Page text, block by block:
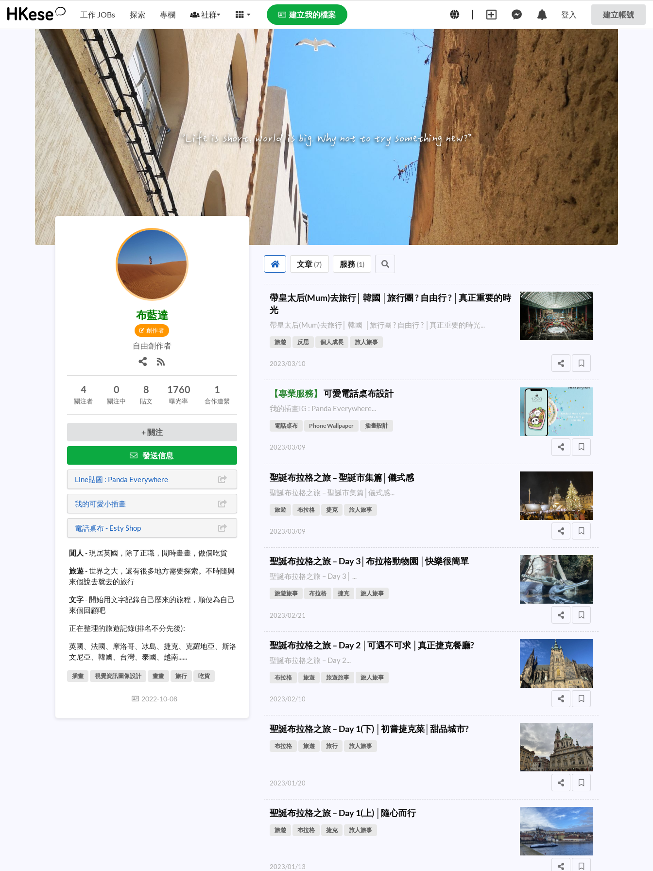
工作 JOBs 探索 專欄 社群 建立我的檔案 登入 建立帳號
“Life is short, world is big. Why not to try something new?”
布藍達
創作者
自由創作者
4
關注者
0
關注中
8
貼文
1760
曝光率
1
合作連繫
+ 關注
發送信息
Line貼圖 : Panda Everywhere
我的可愛小插畫
電話桌布 - Esty Shop
閒人 - 現居英國，除了正職，閒時畫畫，做個吃貨
旅遊- 世界之大，還有很多地方需要探索。不時隨興
來個說去就去的旅行
文字- 開始用文字記錄自己歷來的旅程，順便為自己
來個回顧吧
正在整理的旅遊記錄(排名不分先後):
英國、法國、摩洛哥、冰島、捷克、克羅地亞、斯洛
文尼亞、韓國、台灣、泰國、越南......
插畫 視覺資訊圖像設計 畫畫 旅行 吃貨
2022-10-08
文章 (7) 服務(1)
帶皇太后(Mum)去旅行│ 韓國 │旅行團 ? 自由行 ? │真正重要的時
光
帶皇太后(Mum)去旅行│ 韓國 │旅行團 ? 自由行 ? │真正重要的時光...
旅遊 反思 個人成長 旅人旅事
2023/03/10
【專業服務】 可愛電話桌布設計
我的插畫IG : Panda Everywhere...
電話桌布 Phone Wallpaper 插畫設計
2023/03/09
聖誕布拉格之旅 – 聖誕市集篇│儀式感
聖誕布拉格之旅 – 聖誕市集篇│儀式感...
旅遊 布拉格 捷克 旅人旅事
2023/03/09
聖誕布拉格之旅 – Day 3│布拉格動物園 │快樂很簡單
聖誕布拉格之旅 – Day 3│ ...
旅遊旅事 布拉格 捷克 旅人旅事
2023/02/21
聖誕布拉格之旅 – Day 2 │可遇不可求 │真正捷克餐廳?
聖誕布拉格之旅 – Day 2...
布拉格 旅遊 旅遊旅事 旅人旅事
2023/02/10
聖誕布拉格之旅 – Day 1(下) │初嘗捷克菜│甜品城市?
布拉格 旅遊 旅行 旅人旅事
2023/01/20
聖誕布拉格之旅 – Day 1(上) │隨心而行
旅遊 布拉格 捷克 旅人旅事
2023/01/13